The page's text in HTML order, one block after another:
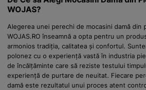
WOJAS?
Alegerea unei perechi de mocasini damă din
WOJAS.RO înseamnă a opta pentru un
armonios tradiția, calitatea și confortul.
polonez cu o experiență vastă în industria
de încălțăminte care să reziste testului
experiență de purtare de neuitat. Fiecare
damă este rezultatul unui proces atent